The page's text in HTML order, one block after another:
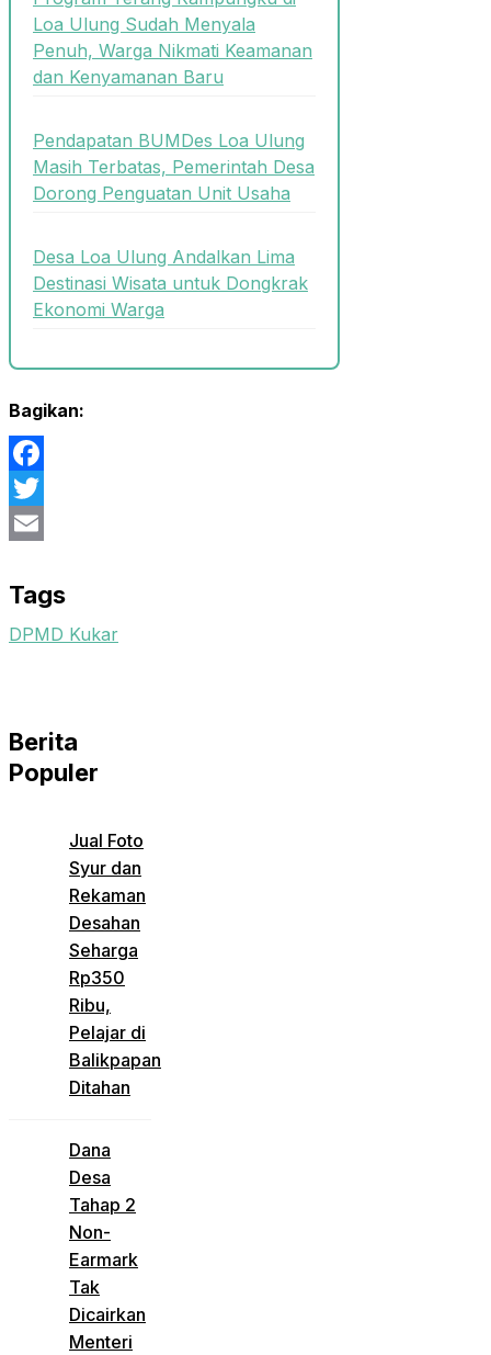
Loa Ulung Sudah Menyala
Penuh, Warga Nikmati Keamanan
dan Kenyamanan Baru
Pendapatan BUMDes Loa Ulung
Masih Terbatas, Pemerintah Desa
Dorong Penguatan Unit Usaha
Desa Loa Ulung Andalkan Lima
Destinasi Wisata untuk Dongkrak
Ekonomi Warga
Bagikan:
Facebook
Twitter
Tags
DPMD Kukar
Berita
Populer
Jual Foto
Syur dan
Rekaman
Desahan
Seharga
Rp350
Ribu,
Pelajar di
Balikpapan
Ditahan
Dana
Desa
Tahap 2
Non-
Earmark
Tak
Dicairkan
Menteri